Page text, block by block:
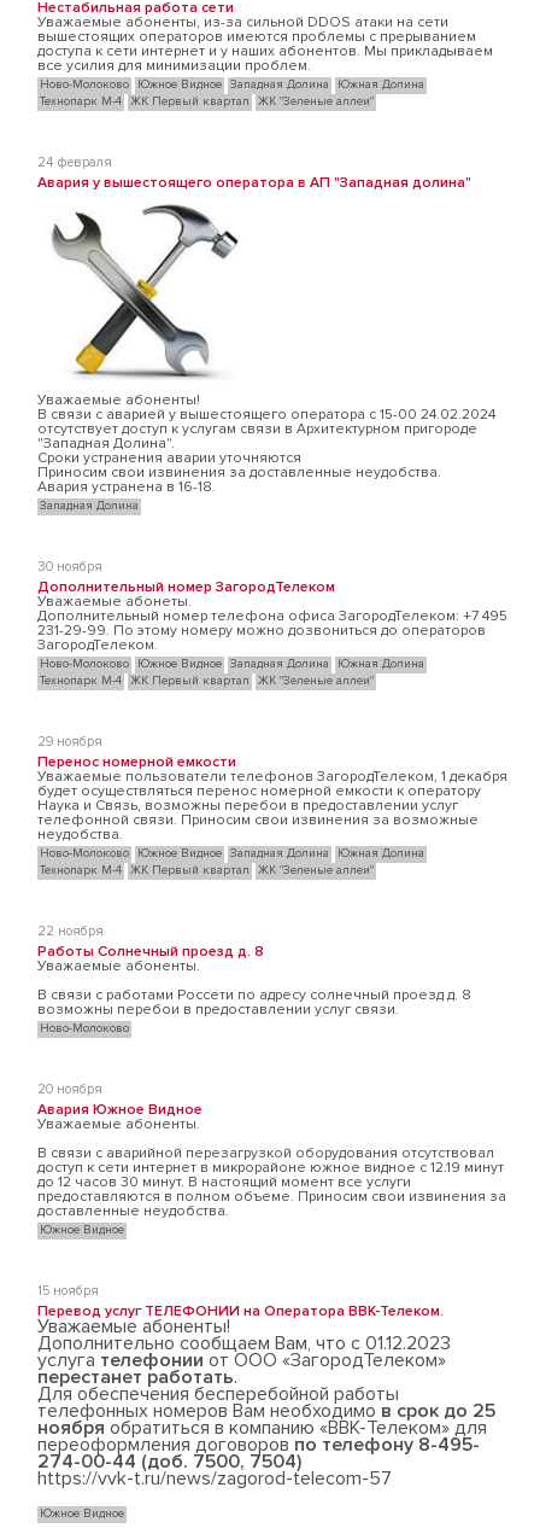
Нестабильная работа сети
Уважаемые абоненты, из-за сильной DDOS атаки на сети
вышестоящих операторов имеются проблемы с прерыванием
доступа к сети интернет и у наших абонентов. Мы прикладываем
все усилия для минимизации проблем.
Ново-Молоково Южное Видное Западная Долина
Южная Долина
Технопарк М-4 ЖК Первый квартал ЖК "Зеленые аллеи"
24 февраля
Авария у вышестоящего оператора в АП "Западная долина"
Уважаемые абоненты!
В связи с аварией у вышестоящего оператора с 15-00 24.02.2024
отсутствует доступ к услугам связи в Архитектурном пригороде
"Западная Долина".
Сроки устранения аварии уточняются
Приносим свои извинения за доставленные неудобства.
Авария устранена в 16-18.
Западная Долина
30 ноября
Дополнительный номер ЗагородТелеком
Уважаемые абонеты.
Дополнительный номер телефона офиса ЗагородТелеком: +7 495
231-29-99. По этому номеру можно дозвониться до операторов
ЗагородТелеком.
Ново-Молоково Южное Видное Западная Долина
Южная Долина
Технопарк М-4 ЖК Первый квартал ЖК "Зеленые аллеи"
29 ноября
Перенос номерной емкости
Уважаемые пользователи телефонов ЗагородТелеком, 1 декабря
будет осуществляться перенос номерной емкости к оператору
Наука и Связь, возможны перебои в предоставлении услуг
телефонной связи. Приносим свои извинения за возможные
неудобства.
Ново-Молоково Южное Видное Западная Долина
Южная Долина
Технопарк М-4 ЖК Первый квартал ЖК "Зеленые аллеи"
22 ноября
Работы Солнечный проезд д. 8
Уважаемые абоненты.
В связи с работами Россети по адресу солнечный проезд д. 8
возможны перебои в предоставлении услуг связи.
Ново-Молоково
20 ноября
Авария Южное Видное
Уважаемые абоненты.
В связи с аварийной перезагрузкой оборудования отсутствовал
доступ к сети интернет в микрорайоне южное видное с 12.19 минут
до 12 часов 30 минут. В настоящий момент все услуги
предоставляются в полном объеме. Приносим свои извинения за
доставленные неудобства.
Южное Видное
15 ноября
Перевод услуг ТЕЛЕФОНИИ на Оператора ВВК-Телеком.
Уважаемые абоненты!
Дополнительно сообщаем Вам, что с 01.12.2023
услуга телефонии от ООО «ЗагородТелеком»
перестанет работать.
Для обеспечения бесперебойной работы
телефонных номеров Вам необходимо в срок до 25
ноября обратиться в компанию «ВВК-Телеком» для
переоформления договоров по телефону 8-495-
274-00-44 (доб. 7500, 7504)
https://vvk-t.ru/news/zagorod-telecom-57
Южное Видное